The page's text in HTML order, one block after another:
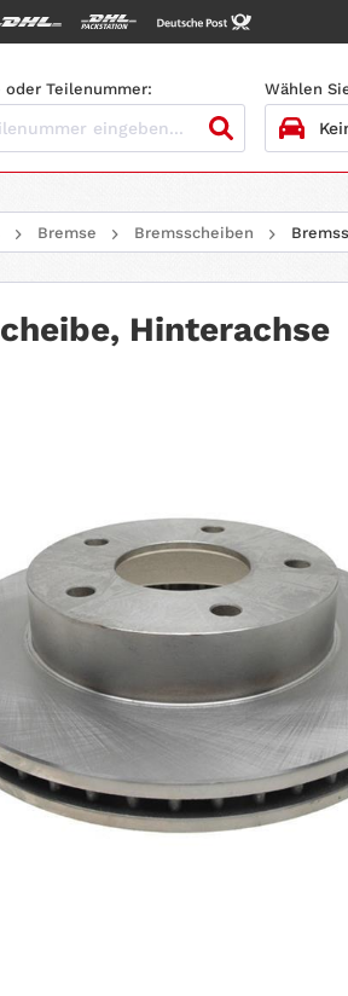
Teilenummer: Wählen
2.
Bremse Bremsscheiben
Hinterachse